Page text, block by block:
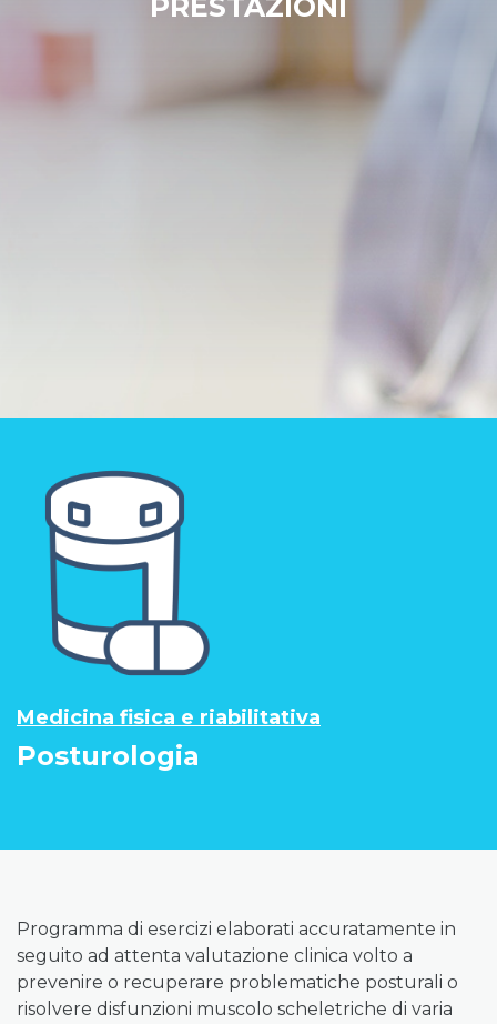
PRESTAZIONI
Medicina fisica e riabilitativa
Posturologia
Programma di esercizi elaborati accuratamente in
seguito ad attenta valutazione clinica volto a
prevenire o recuperare problematiche posturali o
risolvere disfunzioni muscolo scheletriche di varia